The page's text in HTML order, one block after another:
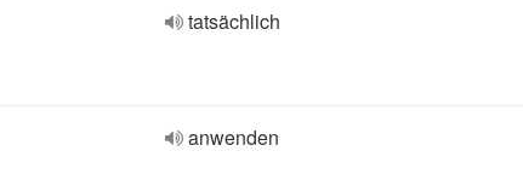
tatsächlich
anwenden